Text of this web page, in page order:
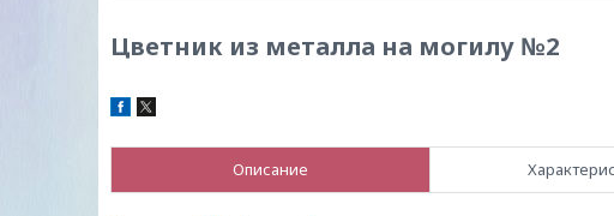
Цветник из металла на могилу №2
Описание